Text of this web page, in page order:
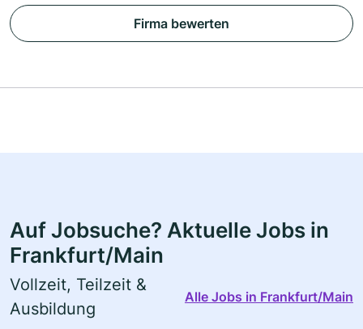
Firma bewerten
Auf Jobsuche? Aktuelle Jobs in
Frankfurt/Main
Vollzeit, Teilzeit &
Ausbildung
Alle Jobs in Frankfurt/Main